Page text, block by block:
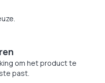
om het product te
past.